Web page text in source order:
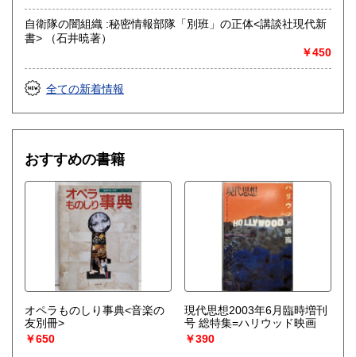
自衛隊の闇組織 :秘密情報部隊「別班」の正体<講談社現代新
書> （石井暁著）
￥450
全ての新着情報
おすすめの書籍
オペラものしり事典<音楽の
友別冊>
￥650
現代思想2003年6月臨時増刊
号 総特集=ハリウッド映画
￥390